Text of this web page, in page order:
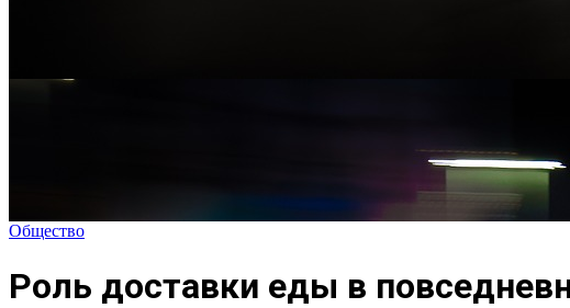
Общество
Роль доставки еды в